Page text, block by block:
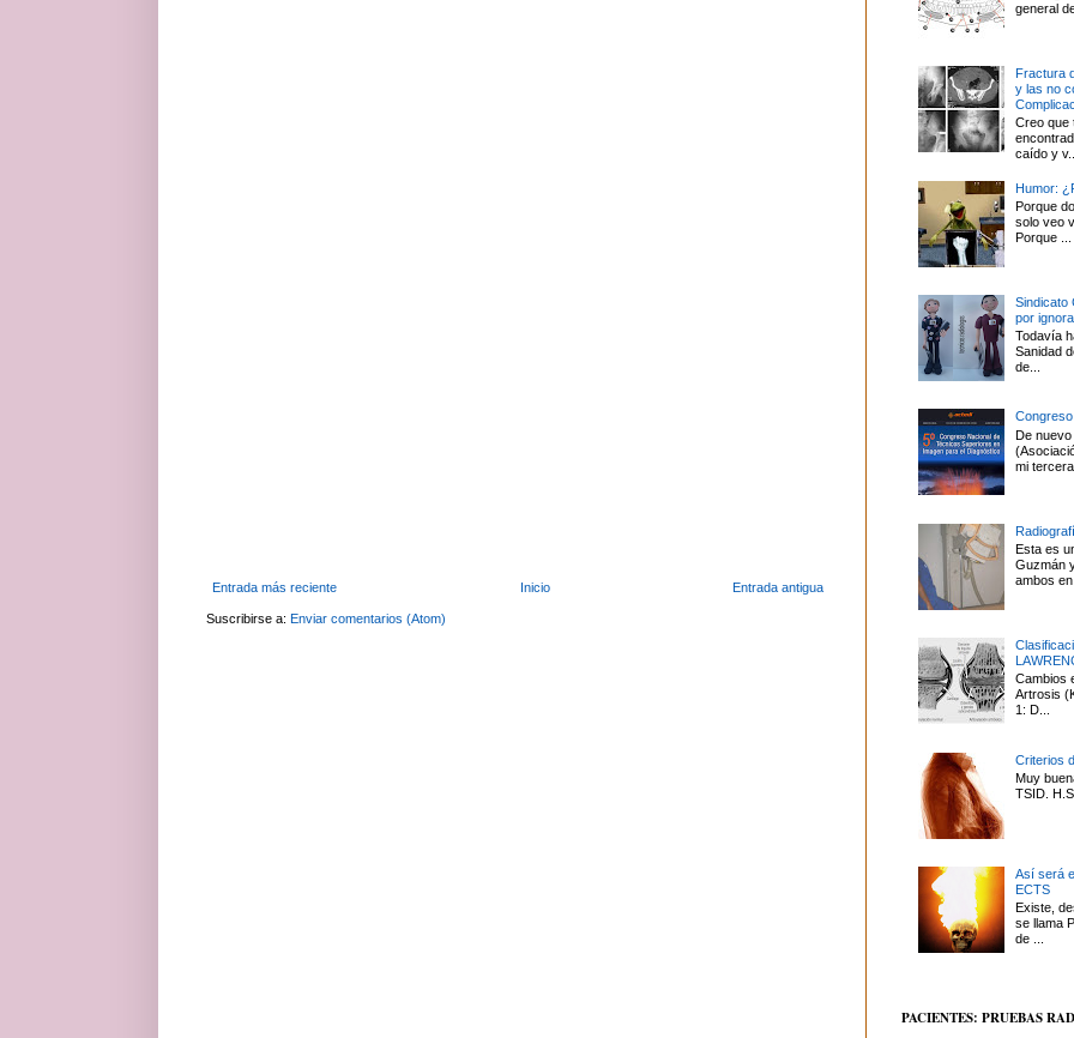
Entrada más reciente Entrada antigua
Inicio
Suscribirse a: Enviar comentarios (Atom)
general
Fractura
y las no
Creo que
caído y
Humor:
Porque
solo veo
Porque ...
Sindicato
por
Todavía
Sanidad
de...
De
mi
Esta es
Guzmán
ambos
Cambios
Artrosis
1: D...
Criterios
Muy
TSID.
Así será
ECTS
Existe,
se llama
de ...
PACIENTES: PRUEBAS